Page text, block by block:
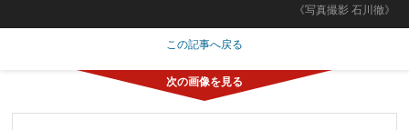
《写真撮影 石川徹》
この記事へ戻る